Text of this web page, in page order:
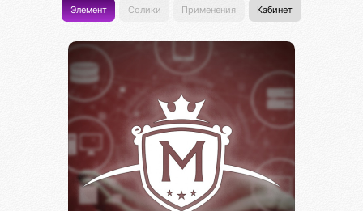
Элемент Солики Применения Кабинет